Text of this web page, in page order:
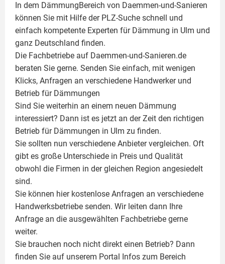
In dem DämmungBereich von Daemmen-und-Sanieren
können Sie mit Hilfe der PLZ-Suche schnell und
einfach kompetente Experten für Dämmung in Ulm und
ganz Deutschland finden.
Die Fachbetriebe auf Daemmen-und-Sanieren.de
beraten Sie gerne. Senden Sie einfach, mit wenigen
Klicks, Anfragen an verschiedene Handwerker und
Betrieb für Dämmungen
Sind Sie weiterhin an einem neuen Dämmung
interessiert? Dann ist es jetzt an der Zeit den richtigen
Betrieb für Dämmungen in Ulm zu finden.
Sie sollten nun verschiedene Anbieter vergleichen. Oft
gibt es große Unterschiede in Preis und Qualität
obwohl die Firmen in der gleichen Region angesiedelt
sind.
Sie können hier kostenlose Anfragen an verschiedene
Handwerksbetriebe senden. Wir leiten dann Ihre
Anfrage an die ausgewählten Fachbetriebe gerne
weiter.
Sie brauchen noch nicht direkt einen Betrieb? Dann
finden Sie auf unserem Portal Infos zum Bereich